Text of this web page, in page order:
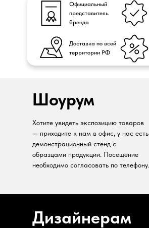
Официальный
представитель
бренда
Доставка по всей
территории РФ
Шоурум
Хотите увидеть экспозицию товаров
— приходите к нам в офис, у нас есть
демонстрационный стенд с
образцами продукции. Посещение
необходимо согласовать по телефону.
Дизайнерам